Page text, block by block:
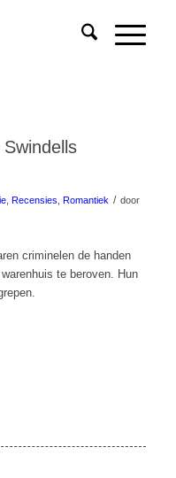
, Recensies Romantiek / door
criminelen de handen
te beroven. Hun